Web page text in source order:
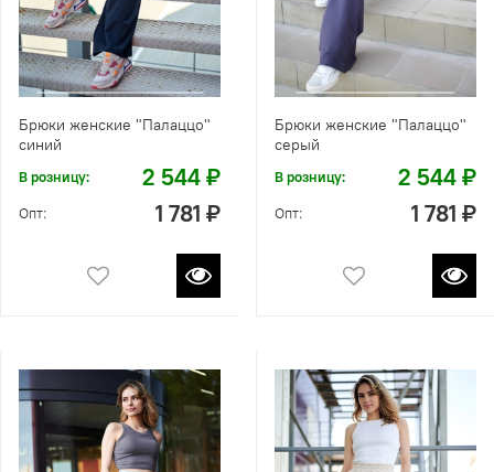
Брюки женские "Палаццо"
синий
В розницу: 2 544 ₽
Опт: 1 781 ₽
Брюки женские "Палаццо"
серый
В розницу: 2 544 ₽
Опт: 1 781 ₽